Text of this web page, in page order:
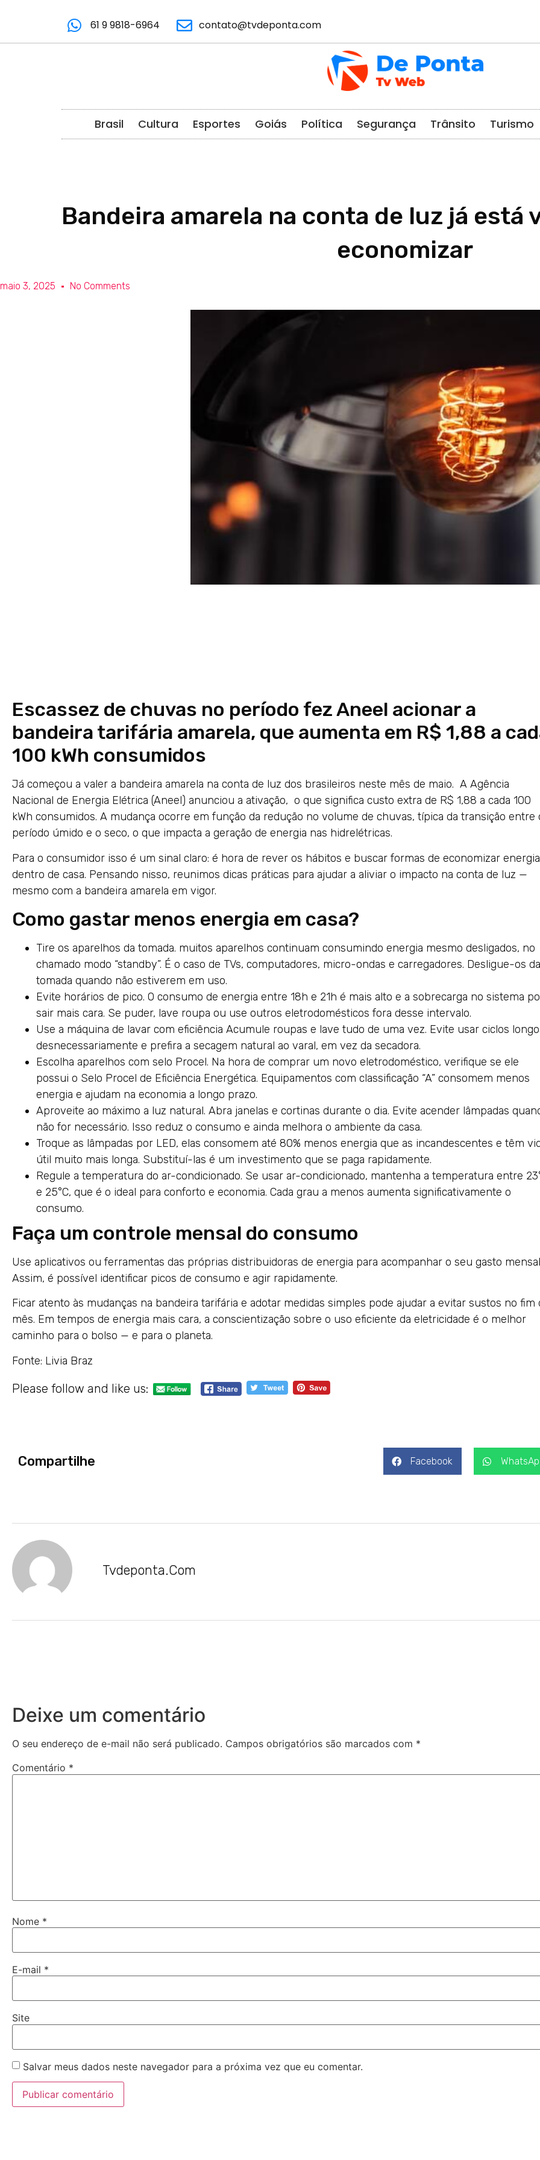
61 9 9818-6964 contato@tvdeponta.com
Brasil Cultura Esportes Goiás Política Segurança Trânsito Turismo
Bandeira amarela na conta de luz já está
economizar
maio 3, 2025 No Comments
Escassez de chuvas no período fez Aneel acionar a
bandeira tarifária amarela, que aumenta em R$ 1,88 a
100 kWh consumidos
Já começou a valer a bandeira amarela na conta de luz dos brasileiros neste mês de maio. A Agência
Nacional de Energia Elétrica (Aneel) anunciou a ativação, o que significa custo extra de R$ 1,88 a cada 100
kWh consumidos. A mudança ocorre em função da redução no volume de chuvas, típica da transição entre
período úmido e o seco, o que impacta a geração de energia nas hidrelétricas.
Para o consumidor isso é um sinal claro: é hora de rever os hábitos e buscar formas de economizar energia
dentro de casa. Pensando nisso, reunimos dicas práticas para ajudar a aliviar o impacto na conta de luz —
mesmo com a bandeira amarela em vigor.
Como gastar menos energia em casa?
Tire os aparelhos da tomada. muitos aparelhos continuam consumindo energia mesmo desligados, no
chamado modo “standby”. É o caso de TVs, computadores, micro-ondas e carregadores. Desligue-os da
tomada quando não estiverem em uso.
Evite horários de pico. O consumo de energia entre 18h e 21h é mais alto e a sobrecarga no sistema
sair mais cara. Se puder, lave roupa ou use outros eletrodomésticos fora desse intervalo.
Use a máquina de lavar com eficiência Acumule roupas e lave tudo de uma vez. Evite usar ciclos
desnecessariamente e prefira a secagem natural ao varal, em vez da secadora.
Escolha aparelhos com selo Procel. Na hora de comprar um novo eletrodoméstico, verifique se ele
possui o Selo Procel de Eficiência Energética. Equipamentos com classificação “A” consomem menos
energia e ajudam na economia a longo prazo.
Aproveite ao máximo a luz natural. Abra janelas e cortinas durante o dia. Evite acender lâmpadas
não for necessário. Isso reduz o consumo e ainda melhora o ambiente da casa.
Troque as lâmpadas por LED, elas consomem até 80% menos energia que as incandescentes e têm
útil muito mais longa. Substituí-las é um investimento que se paga rapidamente.
Regule a temperatura do ar-condicionado. Se usar ar-condicionado, mantenha a temperatura entre
e 25°C, que é o ideal para conforto e economia. Cada grau a menos aumenta significativamente o
consumo.
Faça um controle mensal do consumo
Use aplicativos ou ferramentas das próprias distribuidoras de energia para acompanhar o seu gasto
Assim, é possível identificar picos de consumo e agir rapidamente.
Ficar atento às mudanças na bandeira tarifária e adotar medidas simples pode ajudar a evitar sustos no fim
mês. Em tempos de energia mais cara, a conscientização sobre o uso eficiente da eletricidade é o melhor
caminho para o bolso — e para o planeta.
Fonte: Livia Braz
Please follow and like us:
Compartilhe Facebook
Tvdeponta.com
Deixe um comentário
O seu endereço de e-mail não será publicado. Campos obrigatórios são marcados com *
Comentário *
Nome *
E-mail *
Site
Salvar meus dados neste navegador para a próxima vez que eu comentar.